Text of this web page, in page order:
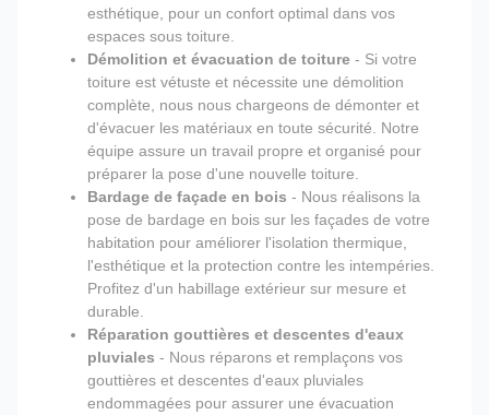
esthétique, pour un confort optimal dans vos
espaces sous toiture.
Démolition et évacuation de toiture - Si votre
toiture est vétuste et nécessite une démolition
complète, nous nous chargeons de démonter et
d'évacuer les matériaux en toute sécurité. Notre
équipe assure un travail propre et organisé pour
préparer la pose d'une nouvelle toiture.
Bardage de façade en bois - Nous réalisons la
pose de bardage en bois sur les façades de votre
habitation pour améliorer l'isolation thermique,
l'esthétique et la protection contre les intempéries.
Profitez d'un habillage extérieur sur mesure et
durable.
Réparation gouttières et descentes d'eaux
pluviales - Nous réparons et remplaçons vos
gouttières et descentes d'eaux pluviales
endommagées pour assurer une évacuation